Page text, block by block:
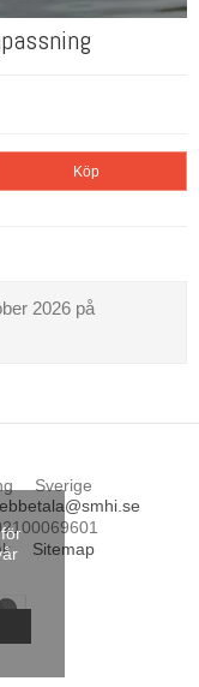
Köp
2026 på
Sverige
Sitemap